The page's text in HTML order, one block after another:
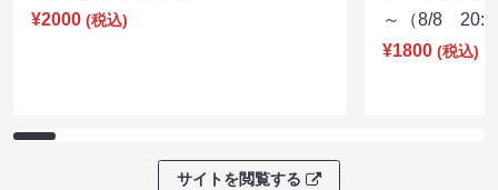
¥2000 (税込)
～（8/8
¥1800 (税込)
サイトを閲覧する